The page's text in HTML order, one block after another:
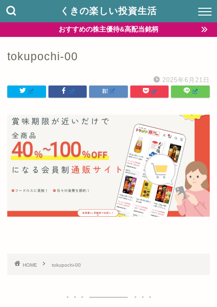
くきの楽しい投資生活
おすすめの株主優待&高配当銘柄
tokupochi-00
2025年6月21日
HOME tokupochi-00